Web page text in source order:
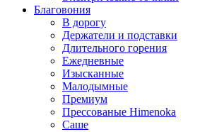
Благовония
В дорогу
Держатели и подставки
Длительного горения
Ежедневные
Изысканные
Малодымные
Премиум
Прессованые Himenoka
Саше